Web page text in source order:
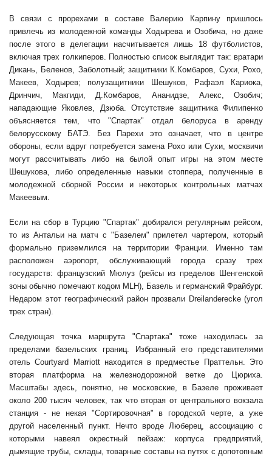
В связи с прорехами в составе Валерию Карпину пришлось
привлечь из молодежной команды Ходырева и Озобича, но даже
после этого в делегации насчитывается лишь 18 футболистов,
включая трех голкиперов. Полностью список выглядит так: вратари
Дикань, Беленов, Заболотный; защитники К.Комбаров, Сухи, Рохо,
Макеев, Ходырев; полузащитники Шешуков, Рафаэл Кариока,
Дринчич, Макгиди, Д.Комбаров, Ананидзе, Алекс, Озобич;
нападающие Яковлев, Дзюба. Отсутствие защитника Филипенко
объясняется тем, что "Спартак" отдал белоруса в аренду
белорусскому БАТЭ. Без Парехи это означает, что в центре
обороны, если вдруг потребуется замена Рохо или Сухи, москвичи
могут рассчитывать либо на былой опыт игры на этом месте
Шешукова, либо определенные навыки стоппера, полученные в
молодежной сборной России и некоторых контрольных матчах
Макеевым.
Если на сбор в Турцию "Спартак" добирался регулярным рейсом,
то из Антальи на матч с "Базелем" прилетел чартером, который
формально приземлился на территории Франции. Именно там
расположен аэропорт, обслуживающий города сразу трех
государств: французский Мюлуз (рейсы из пределов Шенгенской
зоны обычно помечают кодом MLH), Базель и германский Фрайбург.
Недаром этот географический район прозвали Dreilanderecke (угол
трех стран).
Следующая точка маршрута "Спартака" тоже находилась за
пределами базельских границ. Избранный его представителями
отель Courtyard Маrriott находится в предместье Праттельн. Это
вторая платформа на железнодорожной ветке до Цюриха.
Масштабы здесь, понятно, не московские, в Базеле проживает
около 200 тысяч человек, так что вторая от центрального вокзала
станция - не некая "Сортировочная" в городской черте, а уже
другой населенный пункт. Нечто вроде Люберец, ассоциацию с
которыми навеял окрестный пейзаж: корпуса предприятий,
дымящие трубы, склады, товарные составы на путях с допотопным